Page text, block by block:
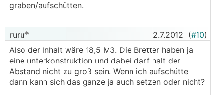
graben/aufschütten.
ruru 2.7.2012 (#10)
Also der Inhalt wäre 18,5 M3. Die Bretter haben ja
eine unterkonstruktion und dabei darf halt der
Abstand nicht zu groß sein. Wenn ich aufschütte
dann kann sich das ganze ja auch setzen oder nicht?